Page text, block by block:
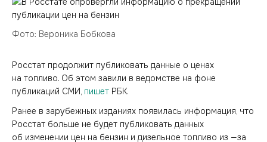
Фото: Вероника Бобкова
Росстат продолжит публиковать данные о ценах
на топливо. Об этом завили в ведомстве на фоне
публикаций СМИ, пишет РБК.
Ранее в зарубежных изданиях появилась информация, что
Росстат больше не будет публиковать данных
об изменении цен на бензин и дизельное топливо из —за